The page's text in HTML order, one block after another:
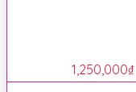
1,250,000₫